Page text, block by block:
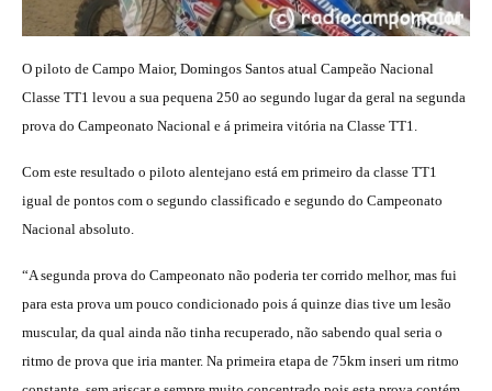
O piloto de Campo Maior, Domingos Santos atual Campeão Nacional
Classe TT1 levou a sua pequena 250 ao segundo lugar da geral na segunda
prova do Campeonato Nacional e á primeira vitória na Classe TT1.
Com este resultado o piloto alentejano está em primeiro da classe TT1
igual de pontos com o segundo classificado e segundo do Campeonato
Nacional absoluto.
“A segunda prova do Campeonato não poderia ter corrido melhor, mas fui
para esta prova um pouco condicionado pois á quinze dias tive um lesão
muscular, da qual ainda não tinha recuperado, não sabendo qual seria o
ritmo de prova que iria manter. Na primeira etapa de 75km inseri um ritmo